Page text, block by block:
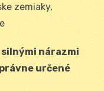
zemiaky,
silnými nárazmi
určené